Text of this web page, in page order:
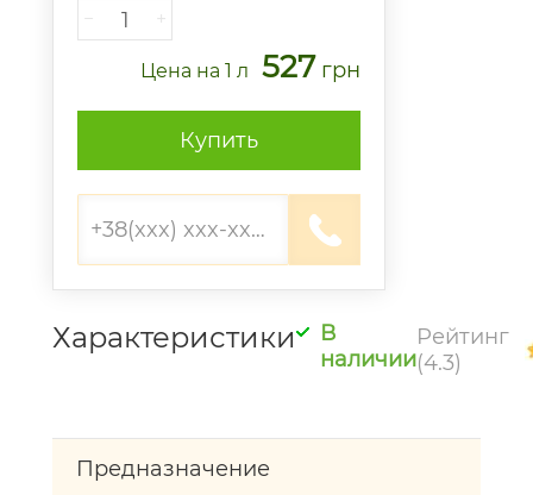
− +
Цена на 1 л 527 грн
Купить
Характеристики
В
наличии
Рейтинг
(4.3)
Предназначение